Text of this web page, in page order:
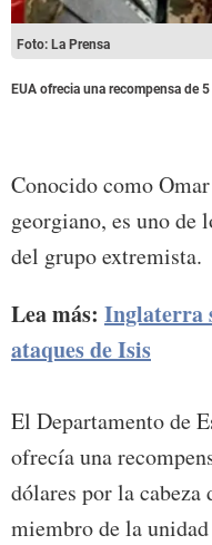
Foto: La Prensa
EUA ofrecia una recompensa de
Conocido como
georgiano, es uno de
del grupo extremista.
Lea más: Inglaterra
ataques de Isis
El Departamento de
ofrecía una
dólares por la
miembro de la